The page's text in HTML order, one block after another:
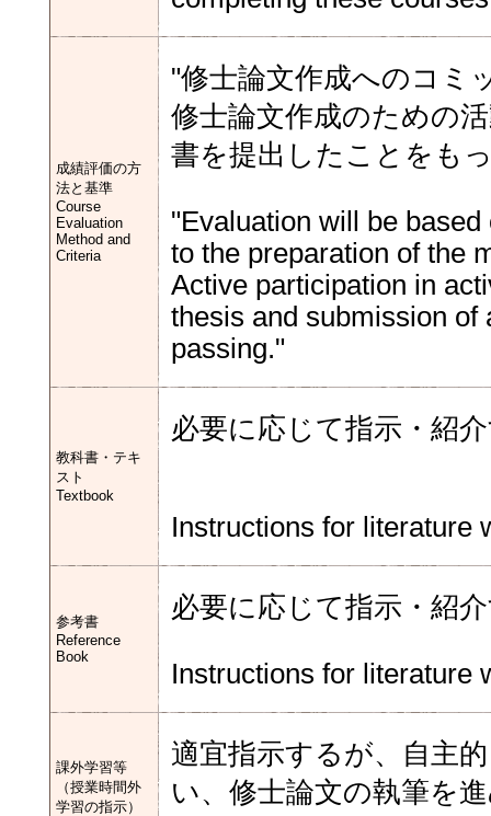
成績評価の方
法と基準
Course
Evaluation
Method and
Criteria
"修士論文作成へのコミ
修士論文作成のための
書を提出したことをも
"Evaluation will be
to the preparation of the
Active participation in
thesis and submission
passing."
教科書・テキ
スト
Textbook
必要に応じて指示・紹
Instructions for literature
参考書
Reference
Book
必要に応じて指示・紹
Instructions for literature
課外学習等
（授業時間外
学習の指示）
適宜指示するが、自主
い、修士論文の執筆を